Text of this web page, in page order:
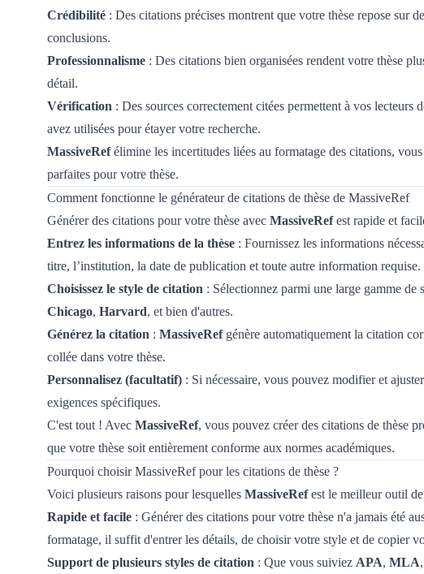
Crédibilité : Des citations précises montrent que votre thèse repose sur
conclusions.
Professionnalisme : Des citations bien organisées rendent votre thèse
détail.
Vérification : Des sources correctement citées permettent à vos lecteurs
avez utilisées pour étayer votre recherche.
MassiveRefélimine les incertitudes liées au formatage des citations,
parfaites pour votre thèse.
Comment fonctionne le générateur de citations de thèse de MassiveRef
Générer des citations pour votre thèse avec MassiveRefest rapide et
Entrez les informations de la thèse : Fournissez les informations
titre, l’institution, la date de publication et toute autre information requise.
Choisissez le style de citation : Sélectionnez parmi une large gamme
Chicago, Harvard, et bien d'autres.
Générez la citation : MassiveRefgénère automatiquement la citation
collée dans votre thèse.
Personnalisez (facultatif) : Si nécessaire, vous pouvez modifier et
exigences spécifiques.
C'est tout ! Avec MassiveRef, vous pouvez créer des citations de thèse
que votre thèse soit entièrement conforme aux normes académiques.
Pourquoi choisir MassiveRef pour les citations de thèse ?
Voici plusieurs raisons pour lesquelles MassiveRefest le meilleur outil
Rapide et facile : Générer des citations pour votre thèse n'a jamais été
formatage, il suffit d'entrer les détails, de choisir votre style et de copier
Support de plusieurs styles de citation : Que vous suiviez APA, MLA,